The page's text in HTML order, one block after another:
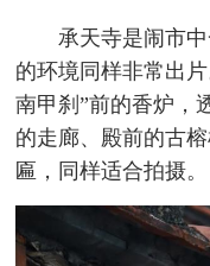
承天寺是闹市
的环境同样非常出
南甲刹”前的香炉，
的走廊、殿前的古
匾，同样适合拍摄。